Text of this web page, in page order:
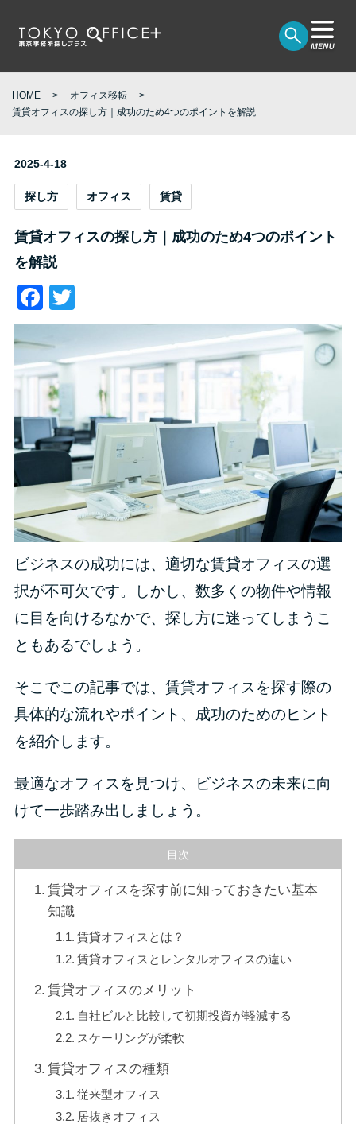
HOME
オフィス移転
賃貸オフィスの探し方｜成功のため4つのポイントを解説
2025-4-18
探し方 オフィス 賃貸
賃貸オフィスの探し方｜成功のため4つのポイント
を解説
Facebook
ビジネスの成功には、適切な賃貸オフィスの選
択が不可欠です。しかし、数多くの物件や情報
に目を向けるなかで、探し方に迷ってしまうこ
ともあるでしょう。
そこでこの記事では、賃貸オフィスを探す際の
具体的な流れやポイント、成功のためのヒント
を紹介します。
最適なオフィスを見つけ、ビジネスの未来に向
けて一歩踏み出しましょう。
目次
賃貸オフィスを探す前に知っておきたい基本
知識
賃貸オフィスとは？
賃貸オフィスとレンタルオフィスの違い
賃貸オフィスのメリット
自社ビルと比較して初期投資が軽減する
スケーリングが柔軟
賃貸オフィスの種類
従来型オフィス
居抜きオフィス